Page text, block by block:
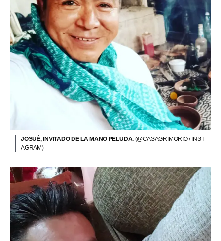
JOSUÉ, INVITADO DE LA MANO PELUDA. (@CASAGRIMORIO / INST
AGRAM)